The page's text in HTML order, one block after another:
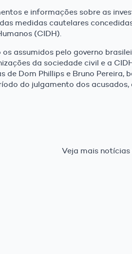
e informações sobre as
medidas cautelares
(CIDH).
assumidos pelo governo
da sociedade civil e a
Dom Phillips e Bruno Pereira,
do julgamento dos acusados,
Veja mais notícias